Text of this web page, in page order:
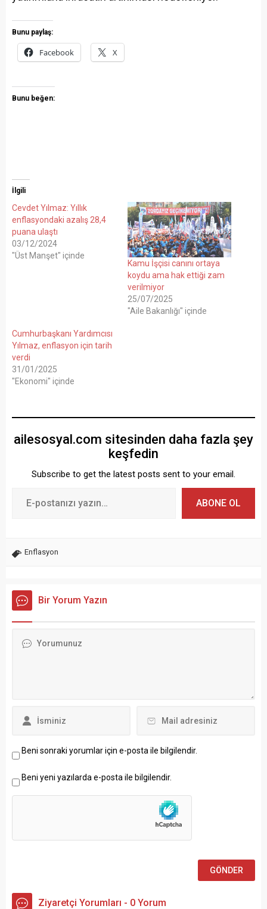
Bunu paylaş:
Facebook X
Bunu beğen:
İlgili
Cevdet Yılmaz: Yıllık
enflasyondaki azalış 28,4
puana ulaştı
03/12/2024
"Üst Manşet" içinde
Kamu İşçisi canını ortaya
koydu ama hak ettiği zam
verilmiyor
25/07/2025
"Aile Bakanlığı" içinde
Cumhurbaşkanı Yardımcısı
Yılmaz, enflasyon için tarih
verdi
31/01/2025
"Ekonomi" içinde
ailesosyal.com sitesinden daha fazla şey
keşfedin
Subscribe to get the latest posts sent to your email.
ABONE OL
Enflasyon
Bir Yorum Yazın
Beni sonraki yorumlar için e-posta ile bilgilendir.
Beni yeni yazılarda e-posta ile bilgilendir.
Ziyaretçi Yorumları - 0 Yorum